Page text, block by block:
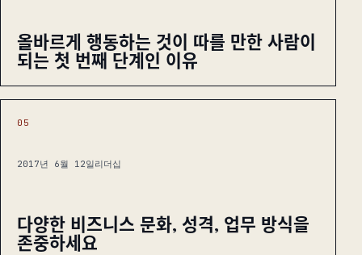
올바르게 행동하는 것이 따를 만한 사람이
되는 첫 번째 단계인 이유
05
2017년 6월 12일리더십
다양한 비즈니스 문화, 성격, 업무 방식을
존중하세요